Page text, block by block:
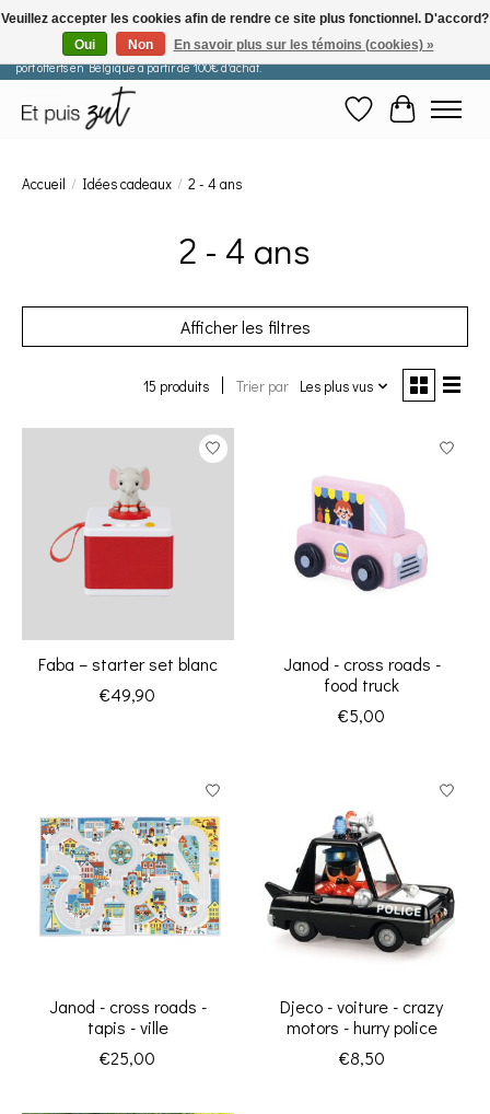
Les commandes passées après le 29 juillet seront expédiées à partir du 11 août. Frais de
port offerts en Belgique à partir de 100€ d'achat.
Liste de souhaits
Panier
Accueil / Idées cadeaux / 2 - 4 ans
2 - 4 ans
Afficher les filtres
15 produits Trier par Les plus vus
Faba – starter set blanc
€49,90
Janod - cross roads -
food truck
€5,00
Janod - cross roads -
tapis - ville
€25,00
Djeco - voiture - crazy
motors - hurry police
€8,50
Veuillez accepter les cookies afin de rendre ce site plus fonctionnel. D'accord?
Oui
Non En savoir plus sur les témoins (cookies) »